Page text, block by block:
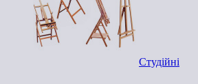
Студійні